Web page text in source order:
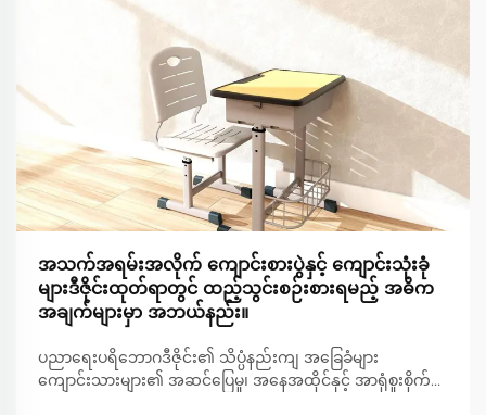
အသက်အရမ်းအလိုက် ကျောင်းစားပွဲနှင့် ကျောင်းသုံးခုံ
များဒီဇိုင်းထုတ်ရာတွင် ထည့်သွင်းစဉ်းစားရမည့် အဓိက
အချက်များမှာ အဘယ်နည်း။
ပညာရေးပရိဘောဂဒီဇိုင်း၏ သိပ္ပံနည်းကျ အခြေခံများ
ကျောင်းသားများ၏ အဆင်ပြေမှု၊ အနေအထိုင်နှင့် အာရုံစူးစိုက်မှု